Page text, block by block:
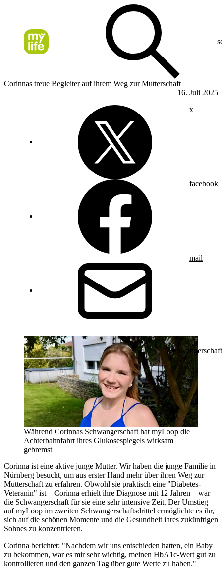
Corinnas treue Begleiter auf ihrem Weg zur Mutterschaft
16. Juli 2025
x
facebook
mail
Schwangerschaft
Während Corinnas Schwangerschaft hat myLoop die
Achterbahnfahrt ihres Glukosespiegels wirksam
gebremst
Corinna ist eine aktive junge Mutter. Wir haben die junge Familie in
Nürnberg besucht, um aus erster Hand mehr über ihren Weg zur
Mutterschaft zu erfahren. Obwohl sie praktisch eine "Diabetes-
Veteranin" ist – Corinna erhielt ihre Diagnose mit 12 Jahren – war
die Schwangerschaft für sie eine sehr intensive Zeit. Der Umstieg
auf myLoop im zweiten Schwangerschaftsdrittel ermöglichte es ihr,
sich auf die schönen Momente und die Gesundheit ihres zukünftigen
Sohnes zu konzentrieren.
Corinna berichtet: "Nachdem wir uns entschieden hatten, ein Baby
zu bekommen, war es mir sehr wichtig, meinen HbA1c-Wert gut zu
kontrollieren und den ganzen Tag über gute Werte zu haben."